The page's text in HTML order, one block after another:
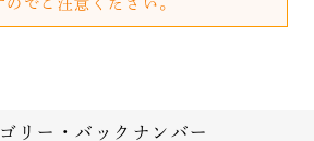
でご注意ください。
リー・バックナンバー